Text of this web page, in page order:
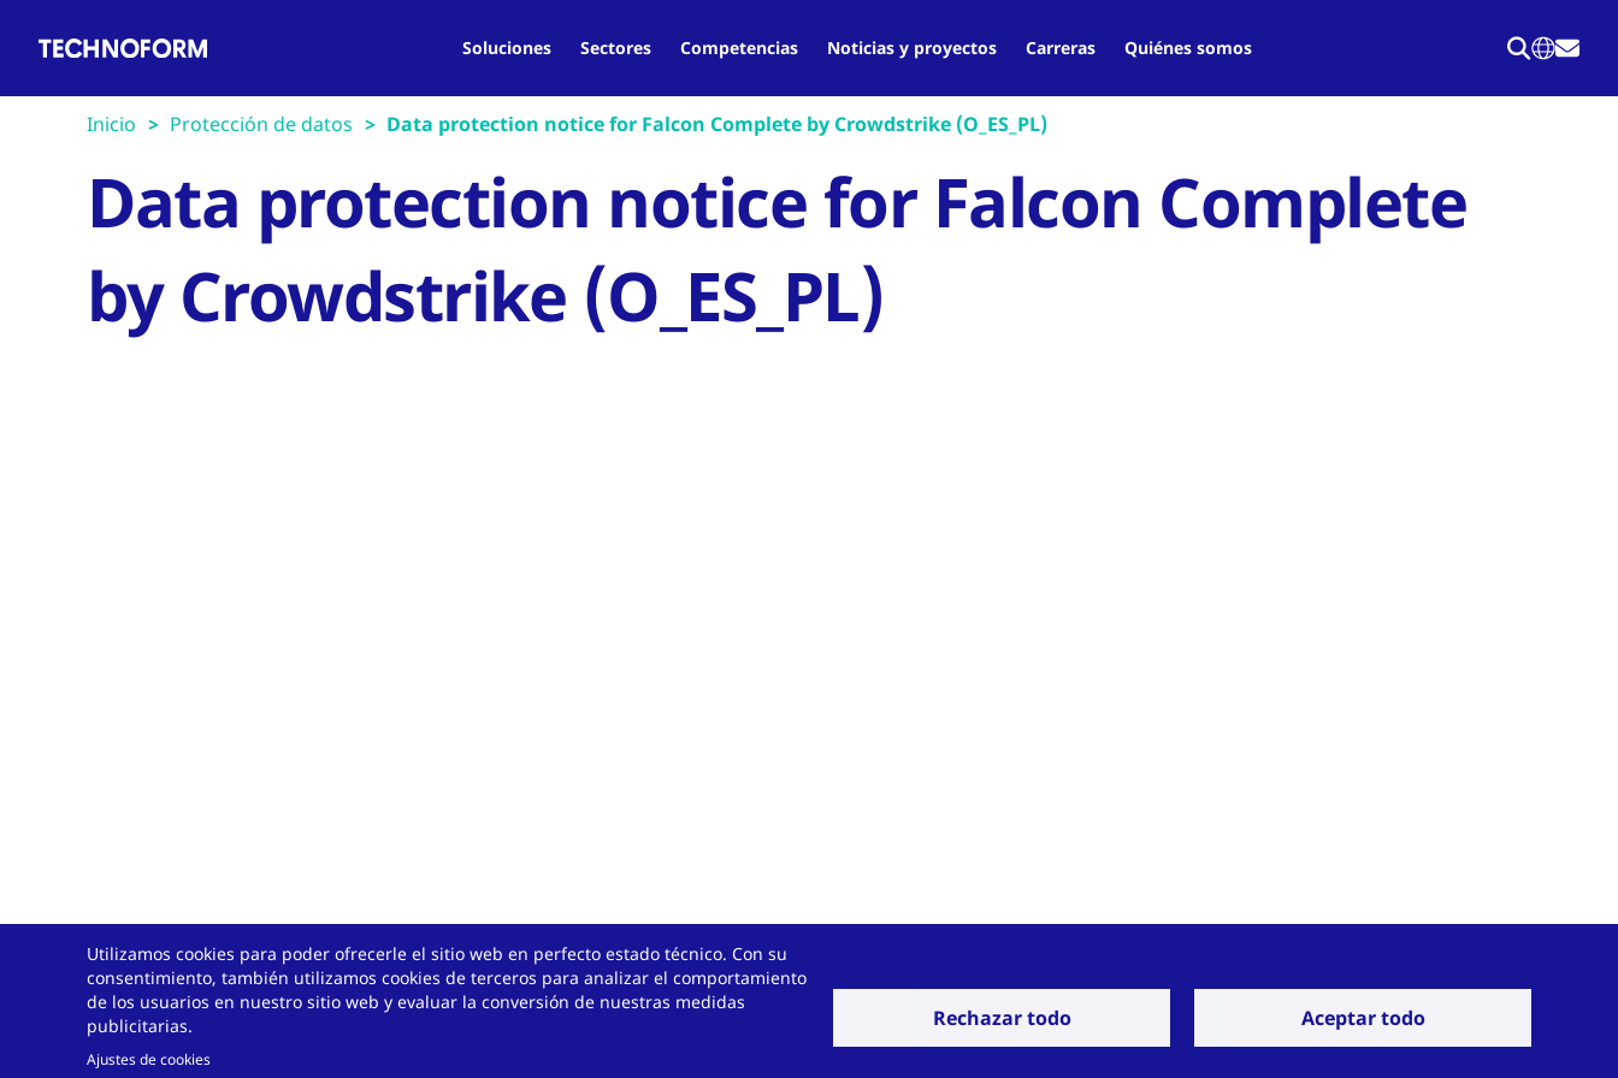
principal
navigation
Soluciones Sectores Competencias Noticias y proyectos Carreras Quiénes somos
Inicio Protección de datos Data protection notice for Falcon Complete by Crowdstrike (O_ES_PL)
Data protection notice for Falcon Complete
by Crowdstrike (O_ES_PL)
Utilizamos cookies para poder ofrecerle el sitio web en perfecto estado técnico. Con su
consentimiento, también utilizamos cookies de terceros para analizar el comportamiento
de los usuarios en nuestro sitio web y evaluar la conversión de nuestras medidas
publicitarias.
Ajustes de cookies
Rechazar todo Aceptar todo